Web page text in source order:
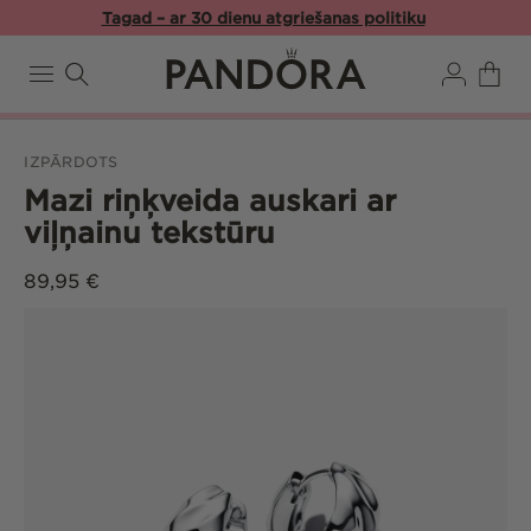
Tagad – ar 30 dienu atgriešanas politiku
Pieslēgties
Ratiņi
IZPĀRDOTS
Mazi riņķveida auskari ar
viļņainu tekstūru
Parastā
89,95 €